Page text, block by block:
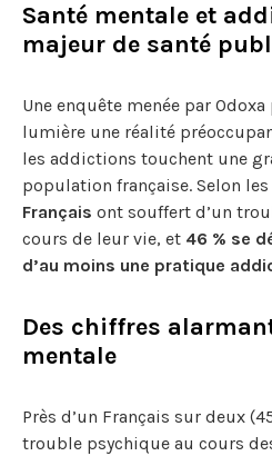
Santé mentale et
majeur de santé
Une enquête menée par
lumière une réalité
les addictions touchent une
population française. Selon
Français ont souffert d’un
cours de leur vie, et 46 % se
d’au moins une pratique
Des chiffres
mentale
Près d’un Français sur deux
trouble psychique au cours